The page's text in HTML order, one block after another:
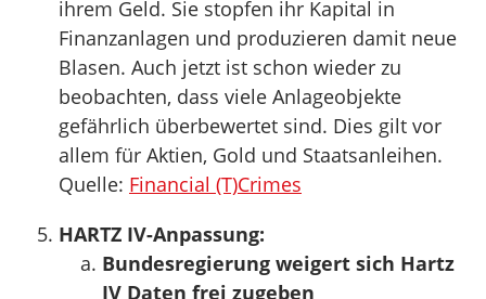
ihrem Geld. Sie stopfen ihr Kapital in
Finanzanlagen und produzieren damit neue
Blasen. Auch jetzt ist schon wieder zu
beobachten, dass viele Anlageobjekte
gefährlich überbewertet sind. Dies gilt vor
allem für Aktien, Gold und Staatsanleihen.
Quelle: Financial (T)Crimes
HARTZ IV-Anpassung:
Bundesregierung weigert sich Hartz
IV Daten frei zugeben